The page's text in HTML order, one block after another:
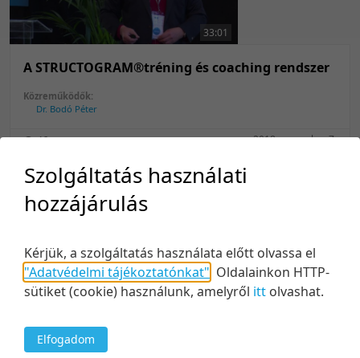
33:01
A STRUCTOGRAM®tréning és coaching rendszer
Közreműködők:
Dr. Bodó Péter
46 2018. november 7.
30:43
CINTAF – A vállalati felelősségvállalás új iránya
Közreműködők:
Szolgáltatás használati
hozzájárulás
Kérjük, a szolgáltatás használata előtt olvassa el
"Adatvédelmi tájékoztatónkat" Oldalainkon HTTP-
sütiket (cookie) használunk, amelyről itt olvashat.
Elfogadom